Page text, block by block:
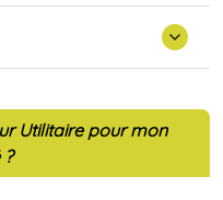
Utilitaire pour mon